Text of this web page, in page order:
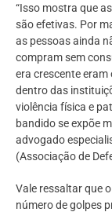
“Isso mostra que
são efetivas. Por
as pessoas ainda
compram sem
era crescente
dentro das
violência física e
bandido se expõe
advogado
(Associação de
Vale ressaltar que
número de golpes